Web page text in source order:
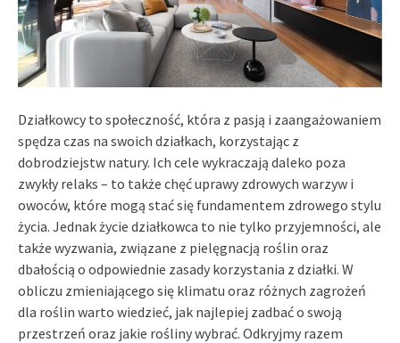
Działkowcy to społeczność, która z pasją i zaangażowaniem
spędza czas na swoich działkach, korzystając z
dobrodziejstw natury. Ich cele wykraczają daleko poza
zwykły relaks – to także chęć uprawy zdrowych warzyw i
owoców, które mogą stać się fundamentem zdrowego stylu
życia. Jednak życie działkowca to nie tylko przyjemności, ale
także wyzwania, związane z pielęgnacją roślin oraz
dbałością o odpowiednie zasady korzystania z działki. W
obliczu zmieniającego się klimatu oraz różnych zagrożeń
dla roślin warto wiedzieć, jak najlepiej zadbać o swoją
przestrzeń oraz jakie rośliny wybrać. Odkryjmy razem